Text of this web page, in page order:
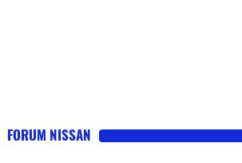
FORUM NISSAN